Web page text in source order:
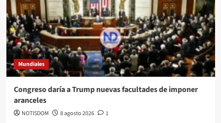
Mundiales
Congreso daría a Trump nuevas facultades de imponer
aranceles
NOTISDOM 8 agosto 2026 1